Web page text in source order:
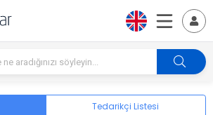
Tedarikçi Listesi